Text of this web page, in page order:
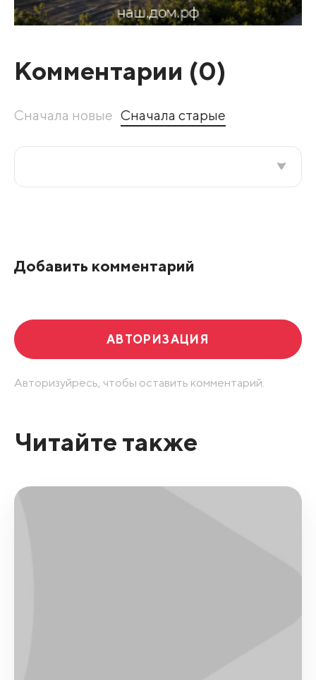
Комментарии (0)
Сначала новые Сначала старые
Добавить комментарий
АВТОРИЗАЦИЯ
Авторизуйресь, чтобы оставить комментарий.
Читайте также